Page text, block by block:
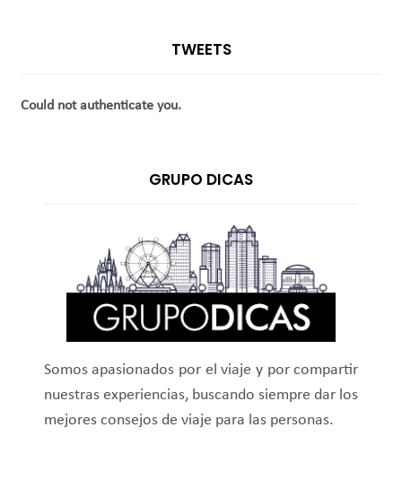
TWEETS
Could not authenticate you.
GRUPO DICAS
Somos apasionados por el viaje y por compartir
nuestras experiencias, buscando siempre dar los
mejores consejos de viaje para las personas.